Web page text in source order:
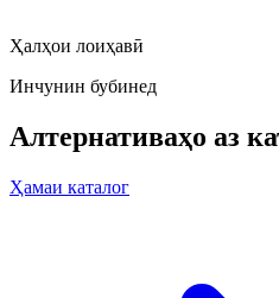
Ҳалҳои лоиҳавӣ
Инчунин бубинед
Алтернативаҳо аз
Ҳамаи каталог